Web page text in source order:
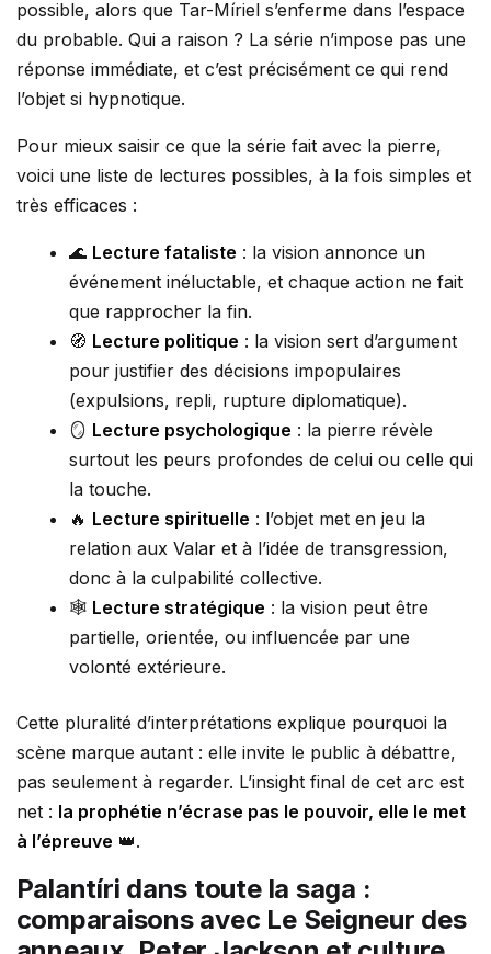
possible, alors que Tar-Míriel s’enferme dans l’espace
du probable. Qui a raison ? La série n’impose pas une
réponse immédiate, et c’est précisément ce qui rend
l’objet si hypnotique.
Pour mieux saisir ce que la série fait avec la pierre,
voici une liste de lectures possibles, à la fois simples et
très efficaces :
🌊 Lecture fataliste : la vision annonce un
événement inéluctable, et chaque action ne fait
que rapprocher la fin.
🧭 Lecture politique : la vision sert d’argument
pour justifier des décisions impopulaires
(expulsions, repli, rupture diplomatique).
🪞 Lecture psychologique : la pierre révèle
surtout les peurs profondes de celui ou celle qui
la touche.
🔥 Lecture spirituelle : l’objet met en jeu la
relation aux Valar et à l’idée de transgression,
donc à la culpabilité collective.
🕸️ Lecture stratégique : la vision peut être
partielle, orientée, ou influencée par une
volonté extérieure.
Cette pluralité d’interprétations explique pourquoi la
scène marque autant : elle invite le public à débattre,
pas seulement à regarder. L’insight final de cet arc est
net : la prophétie n’écrase pas le pouvoir, elle le met
à l’épreuve 👑.
Palantíri dans toute la saga :
comparaisons avec Le Seigneur des